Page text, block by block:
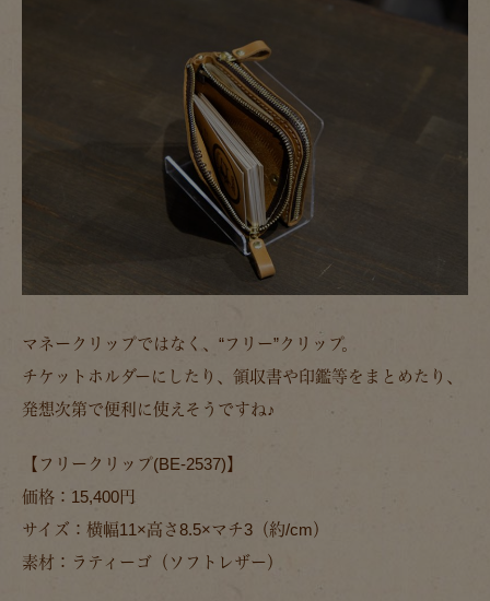
マネークリップではなく、“フリー”クリップ。
チケットホルダーにしたり、領収書や印鑑等をまとめたり、
発想次第で便利に使えそうですね♪
【フリークリップ(BE-2537)】
価格：15,400円
サイズ：横幅11×高さ8.5×マチ3（約/cm）
素材：ラティーゴ（ソフトレザー）